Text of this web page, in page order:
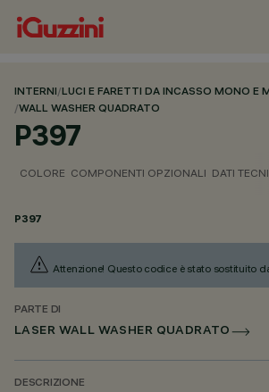
INTERNI/LUCI E FARETTI DA INCASSO MONO E
/WALL WASHER QUADRATO
P397
COLORE COMPONENTI OPZIONALI DATI
P397
Attenzione! Questo codice è stato sostituito
PARTE DI
LASER WALL WASHER QUADRATO
DESCRIZIONE